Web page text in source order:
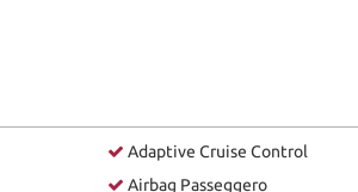
Adaptive Cruise Control
Airbag Passeggero